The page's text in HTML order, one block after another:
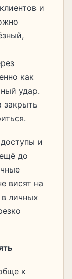
и
как
удар.
закрыть
и
до
висят на
личных
к